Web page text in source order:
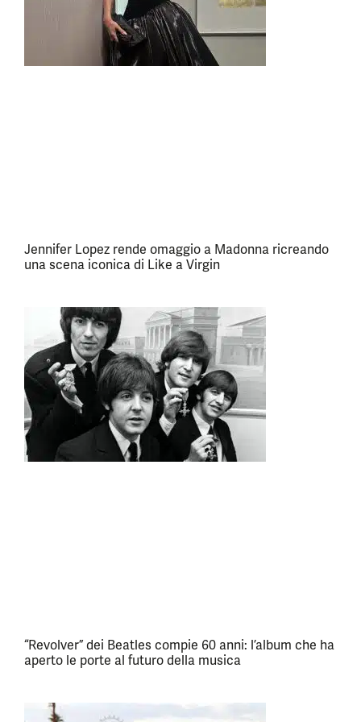
Jennifer Lopez rende omaggio a Madonna ricreando
una scena iconica di Like a Virgin
“Revolver” dei Beatles compie 60 anni: l’album che ha
aperto le porte al futuro della musica